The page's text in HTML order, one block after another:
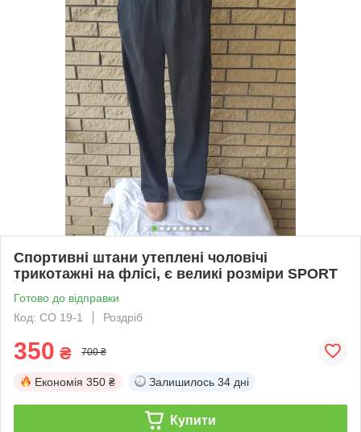
Спортивні штани утеплені чоловічі
трикотажні на флісі, є великі розміри SPORT
Готово до відправки
Код: СО 19-1
Роздріб
350 ₴ 700 ₴
Економія 350 ₴ Залишилось 34 дні
Купити